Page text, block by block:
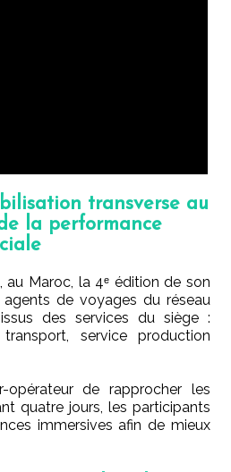
transverse au
la performance
au Maroc, la 4ᵉ édition de son
de voyages du réseau
des services du siège :
service production
de rapprocher les
quatre jours, les participants
immersives afin de mieux